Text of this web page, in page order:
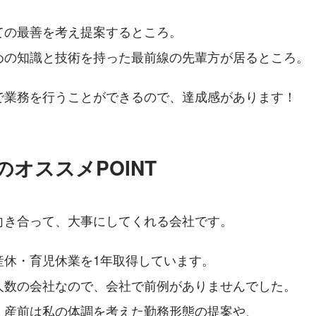
最善を考え提案するところ。
知識と技術を持った最前線の先輩方が居るところ。
務を行うことができるので、達成感があります！
オススメPOINT
合って、大事にしてくれる会社です。
・育児休業を1年取得しています。
の会社なので、会社で前例がありませんでした。
前は私の体調を考えた勤務形態の提案や、